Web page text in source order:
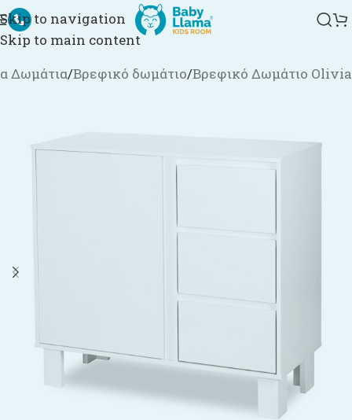
Skip to navigation
Skip to main content
Δωμάτια/Βρεφικό δωμάτιο/Βρεφικό Δωμάτιο Olivia